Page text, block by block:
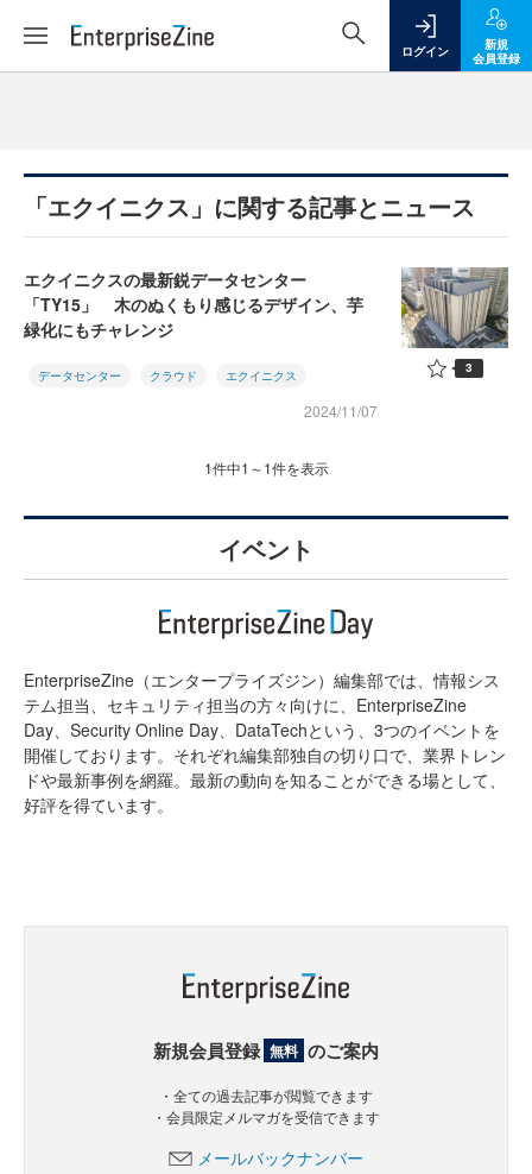
ログイン
新規
会員登録
「エクイニクス」に関する記事とニュース
エクイニクスの最新鋭データセンター
「TY15」 木のぬくもり感じるデザイン、芋
緑化にもチャレンジ
データセンター クラウド エクイニクス
2024/11/07
3
1件中1～1件を表示
イベント
EnterpriseZine（エンタープライズジン）編集部では、情報シス
テム担当、セキュリティ担当の方々向けに、EnterpriseZine
Day、Security Online Day、DataTechという、3つのイベントを
開催しております。それぞれ編集部独自の切り口で、業界トレン
ドや最新事例を網羅。最新の動向を知ることができる場として、
好評を得ています。
新規会員登録 無料 のご案内
・全ての過去記事が閲覧できます
・会員限定メルマガを受信できます
メールバックナンバー